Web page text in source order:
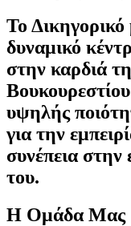
Το Δικηγορικό
δυναμικό
στην καρδιά
υψηλής
για την
συνέπεια
του.
Η Ομάδα Μας